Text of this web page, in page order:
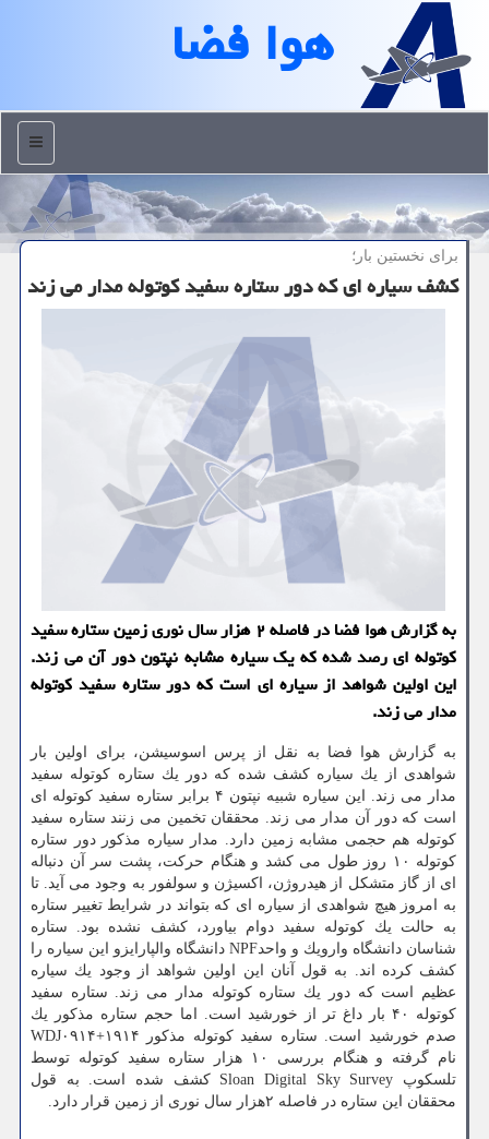
هوا فضا
منو
برای نخستین بار؛
كشف سیاره ای كه دور ستاره سفید كوتوله مدار می زند
به گزارش هوا فضا در فاصله ۲ هزار سال نوری زمین ستاره سفید
كوتوله ای رصد شده كه یك سیاره مشابه نپتون دور آن می زند.
این اولین شواهد از سیاره ای است كه دور ستاره سفید كوتوله
مدار می زند.
به گزارش هوا فضا به نقل از پرس اسوسیشن، برای اولین بار
شواهدی از یك سیاره كشف شده كه دور یك ستاره كوتوله سفید
مدار می زند. این سیاره شبیه نپتون ۴ برابر ستاره سفید كوتوله ای
است كه دور آن مدار می زند. محققان تخمین می زنند ستاره سفید
كوتوله هم حجمی مشابه زمین دارد. مدار سیاره مذكور دور ستاره
كوتوله ۱۰ روز طول می كشد و هنگام حركت، پشت سر آن دنباله
ای از گاز متشكل از هیدروژن، اكسیژن و سولفور به وجود می آید. تا
به امروز هیچ شواهدی از سیاره ای كه بتواند در شرایط تغییر ستاره
به حالت یك كوتوله سفید دوام بیاورد، كشف نشده بود. ستاره
شناسان دانشگاه وارویك و واحدNPF دانشگاه والپارایزو این سیاره را
كشف كرده اند. به قول آنان این اولین شواهد از وجود یك سیاره
عظیم است كه دور یك ستاره كوتوله مدار می زند. ستاره سفید
كوتوله ۴۰ بار داغ تر از خورشید است. اما حجم ستاره مذكور یك
صدم خورشید است. ستاره سفید كوتوله مذكور WDJ۰۹۱۴+۱۹۱۴
نام گرفته و هنگام بررسی ۱۰ هزار ستاره سفید كوتوله توسط
تلسكوپ Sloan Digital Sky Survey كشف شده است. به قول
محققان این ستاره در فاصله ۲هزار سال نوری از زمین قرار دارد.